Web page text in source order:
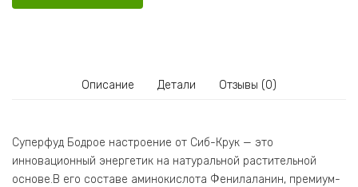
Описание Детали Отзывы (0)
Суперфуд Бодрое настроение от Сиб-Крук — это
инновационный энергетик на натуральной растительной
основе.В его составе аминокислота Фенилаланин, премиум-